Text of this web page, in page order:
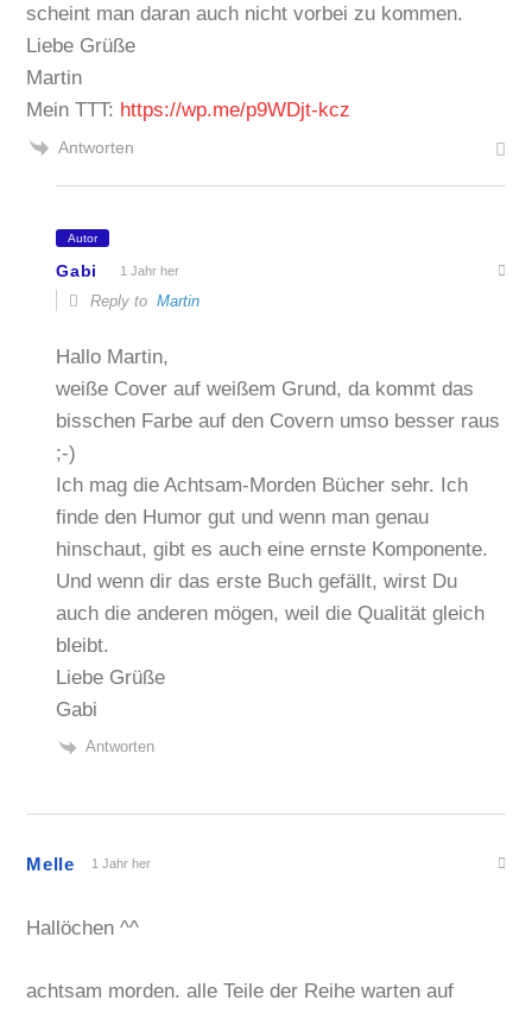
scheint man daran auch nicht vorbei zu kommen.
Liebe Grüße
Martin
Mein TTT: https://wp.me/p9WDjt-kcz
Antworten
Autor
Gabi 1 Jahr her
Reply toMartin
Hallo Martin,
weiße Cover auf weißem Grund, da kommt das
bisschen Farbe auf den Covern umso besser raus
;-)
Ich mag die Achtsam-Morden Bücher sehr. Ich
finde den Humor gut und wenn man genau
hinschaut, gibt es auch eine ernste Komponente.
Und wenn dir das erste Buch gefällt, wirst Du
auch die anderen mögen, weil die Qualität gleich
bleibt.
Liebe Grüße
Gabi
Antworten
Melle 1 Jahr her
Hallöchen ^^
achtsam morden. alle Teile der Reihe warten auf